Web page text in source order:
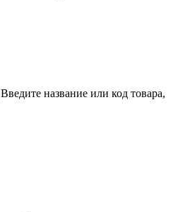
Введите название или код товара,